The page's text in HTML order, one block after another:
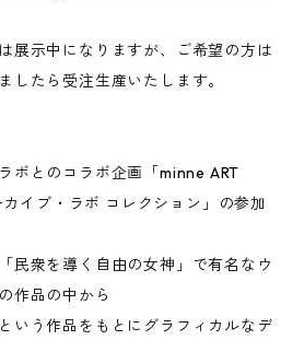
展示中になりますが、ご希望の方は
したら受注生産いたします。
ボとのコラボ企画「minne ART
イブ・ラボ コレクション」の参加
民衆を導く自由の女神」で有名なウ
作品の中から
いう作品をもとにグラフィカルなデ